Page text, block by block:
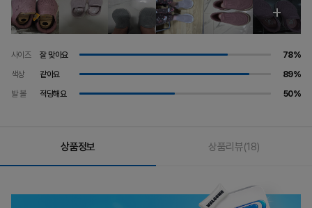
사이즈 잘 맞아요
78%
색상
같아요
89%
발 볼
적당해요 50%
상품정보 상품리뷰(18)